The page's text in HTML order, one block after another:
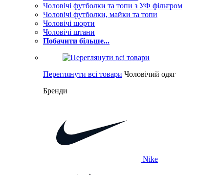
Чоловічі футболки та топи з УФ фільтром
Чоловічі футболки, майки та топи
Чоловічі шорти
Чоловічі штани
Побачити більше...
Переглянути всі товари Чоловічий одяг
Бренди
Nike